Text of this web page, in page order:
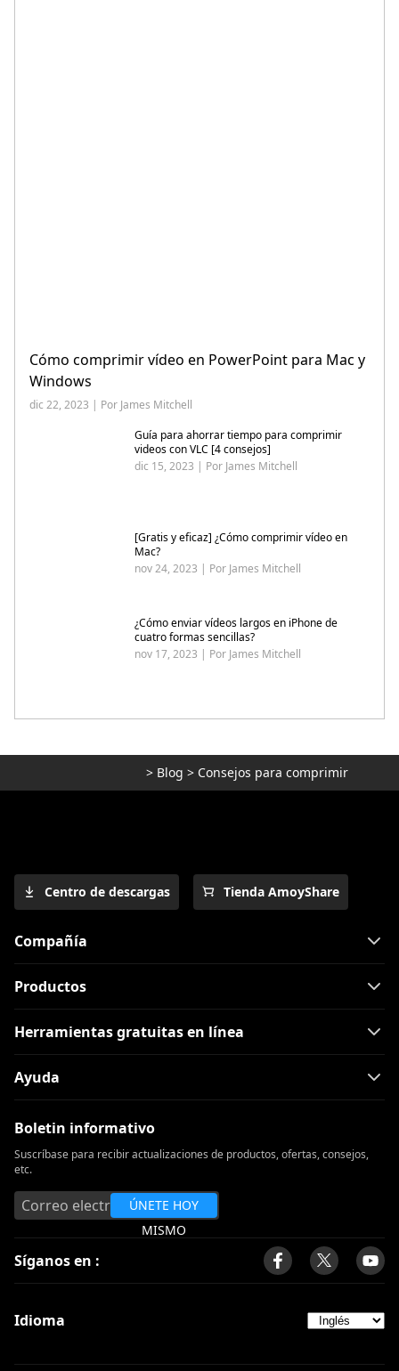
Cómo comprimir vídeo en PowerPoint para Mac y
Windows
dic 22, 2023 | Por James Mitchell
Guía para ahorrar tiempo para comprimir
videos con VLC [4 consejos]
dic 15, 2023 | Por James Mitchell
[Gratis y eficaz] ¿Cómo comprimir vídeo en
Mac?
nov 24, 2023 | Por James Mitchell
¿Cómo enviar vídeos largos en iPhone de
cuatro formas sencillas?
nov 17, 2023 | Por James Mitchell
> Blog > Consejos para comprimir
Centro de descargas Tienda AmoyShare
Compañía
Productos
Herramientas gratuitas en línea
Ayuda
Boletin informativo
Suscríbase para recibir actualizaciones de productos, ofertas, consejos,
etc.
ÚNETE HOY
MISMO
Síganos en :
Idioma